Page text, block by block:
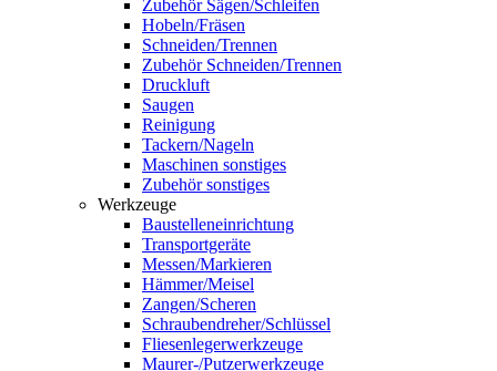
Zubehör Sägen/Schleifen
Hobeln/Fräsen
Schneiden/Trennen
Zubehör Schneiden/Trennen
Druckluft
Saugen
Reinigung
Tackern/Nageln
Maschinen sonstiges
Zubehör sonstiges
Werkzeuge
Baustelleneinrichtung
Transportgeräte
Messen/Markieren
Hämmer/Meisel
Zangen/Scheren
Schraubendreher/Schlüssel
Fliesenlegerwerkzeuge
Maurer-/Putzerwerkzeuge